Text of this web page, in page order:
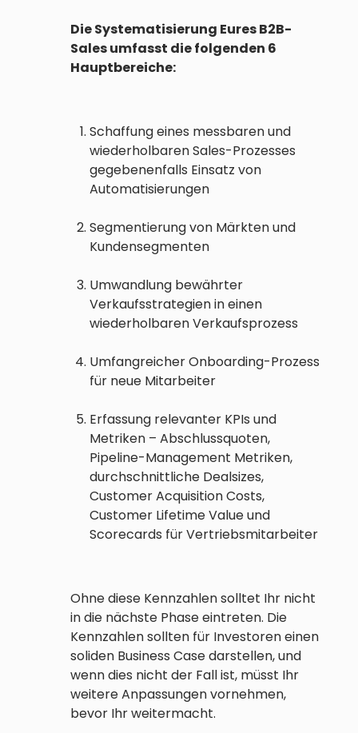
Die Systematisierung Eures B2B-
Sales umfasst die folgenden 6
Hauptbereiche:
Schaffung eines messbaren und
wiederholbaren Sales-Prozesses
gegebenenfalls Einsatz von
Automatisierungen
Segmentierung von Märkten und
Kundensegmenten
Umwandlung bewährter
Verkaufsstrategien in einen
wiederholbaren Verkaufsprozess
Umfangreicher Onboarding-Prozess
für neue Mitarbeiter
Erfassung relevanter KPIs und
Metriken – Abschlussquoten,
Pipeline-Management Metriken,
durchschnittliche Dealsizes,
Customer Acquisition Costs,
Customer Lifetime Value und
Scorecards für Vertriebsmitarbeiter
Ohne diese Kennzahlen solltet Ihr nicht
in die nächste Phase eintreten. Die
Kennzahlen sollten für Investoren einen
soliden Business Case darstellen, und
wenn dies nicht der Fall ist, müsst Ihr
weitere Anpassungen vornehmen,
bevor Ihr weitermacht.